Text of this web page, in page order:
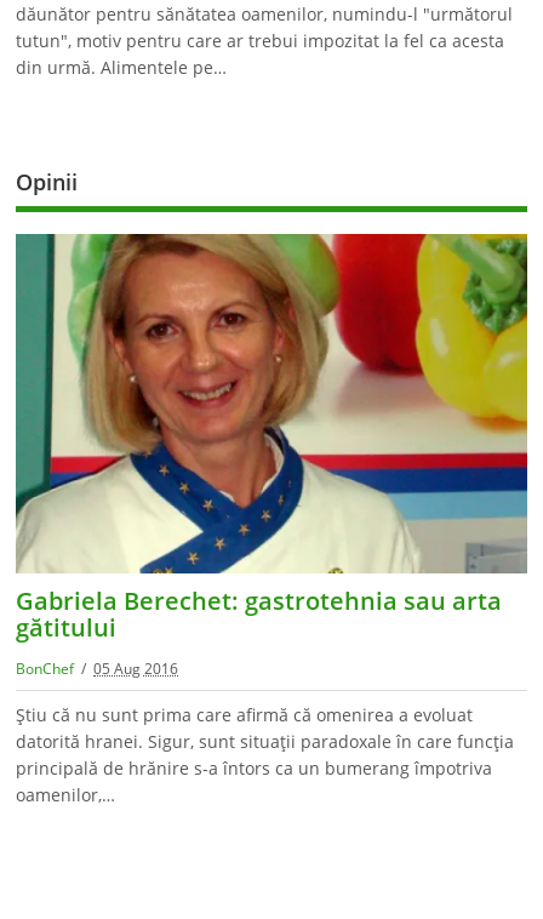
dăunător pentru sănătatea oamenilor, numindu-l "următorul
tutun", motiv pentru care ar trebui impozitat la fel ca acesta
din urmă. Alimentele pe…
Opinii
Gabriela Berechet: gastrotehnia sau arta
gătitului
BonChef 05 Aug 2016
Ştiu că nu sunt prima care afirmă că omenirea a evoluat
datorită hranei. Sigur, sunt situaţii paradoxale în care funcţia
principală de hrănire s-a întors ca un bumerang împotriva
oamenilor,…